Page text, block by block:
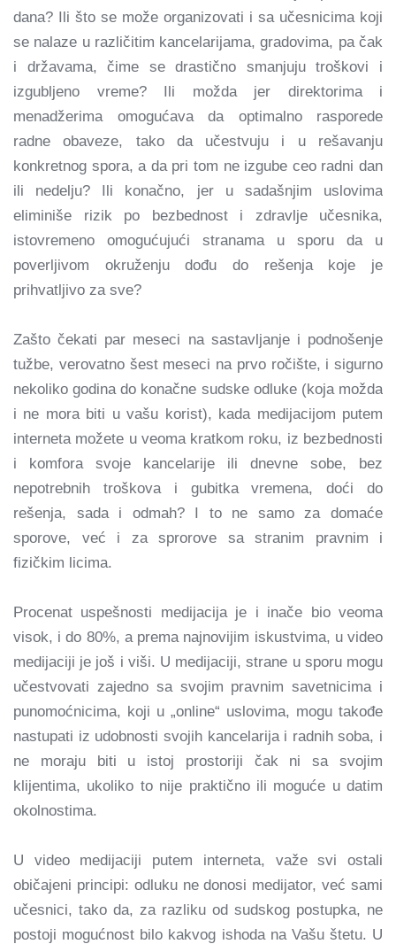
dana? Ili što se može organizovati i sa učesnicima koji
se nalaze u različitim kancelarijama, gradovima, pa čak
i državama, čime se drastično smanjuju troškovi i
izgubljeno vreme? Ili možda jer direktorima i
menadžerima omogućava da optimalno rasporede
radne obaveze, tako da učestvuju i u rešavanju
konkretnog spora, a da pri tom ne izgube ceo radni dan
ili nedelju? Ili konačno, jer u sadašnjim uslovima
eliminiše rizik po bezbednost i zdravlje učesnika,
istovremeno omogućujući stranama u sporu da u
poverljivom okruženju dođu do rešenja koje je
prihvatljivo za sve?
Zašto čekati par meseci na sastavljanje i podnošenje
tužbe, verovatno šest meseci na prvo ročište, i sigurno
nekoliko godina do konačne sudske odluke (koja možda
i ne mora biti u vašu korist), kada medijacijom putem
interneta možete u veoma kratkom roku, iz bezbednosti
i komfora svoje kancelarije ili dnevne sobe, bez
nepotrebnih troškova i gubitka vremena, doći do
rešenja, sada i odmah? I to ne samo za domaće
sporove, već i za sprorove sa stranim pravnim i
fizičkim licima.
Procenat uspešnosti medijacija je i inače bio veoma
visok, i do 80%, a prema najnovijim iskustvima, u video
medijaciji je još i viši. U medijaciji, strane u sporu mogu
učestvovati zajedno sa svojim pravnim savetnicima i
punomoćnicima, koji u „online“ uslovima, mogu takođe
nastupati iz udobnosti svojih kancelarija i radnih soba, i
ne moraju biti u istoj prostoriji čak ni sa svojim
klijentima, ukoliko to nije praktično ili moguće u datim
okolnostima.
U video medijaciji putem interneta, važe svi ostali
običajeni principi: odluku ne donosi medijator, već sami
učesnici, tako da, za razliku od sudskog postupka, ne
postoji mogućnost bilo kakvog ishoda na Vašu štetu. U